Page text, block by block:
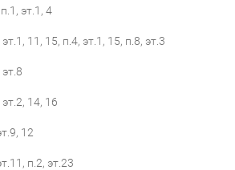
эт.1, 4
11, 15, п.4, эт.1, 15, п.8, эт.3
14, 16
12
п.2, эт.23